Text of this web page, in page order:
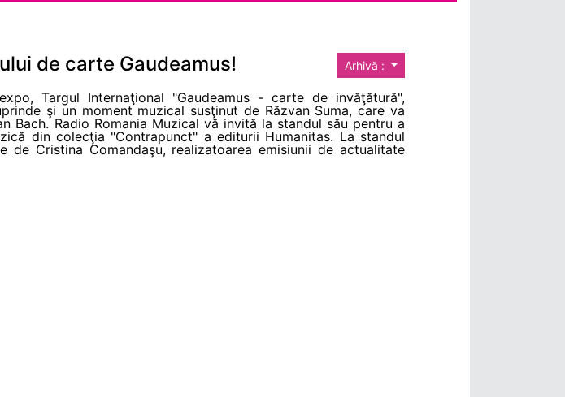
Arhivă :
de carte Gaudeamus!
Targul Internaţional "Gaudeamus - carte de invăţătură",
şi un moment muzical susţinut de Răzvan Suma, care va
Bach. Radio Romania Muzical vă invită la standul său pentru a
din colecţia "Contrapunct" a editurii Humanitas. La standul
Cristina Comandaşu, realizatoarea emisiunii de actualitate